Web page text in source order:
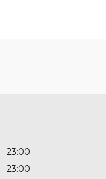
23:00
23:00